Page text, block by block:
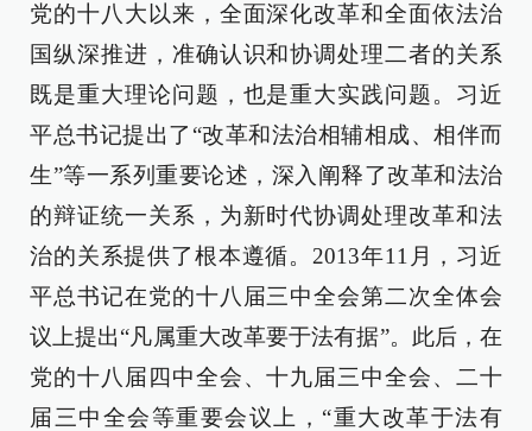
党的十八大以来，全面深化改革和全面依法治
国纵深推进，准确认识和协调处理二者的关系
既是重大理论问题，也是重大实践问题。习近
平总书记提出了“改革和法治相辅相成、相伴而
生”等一系列重要论述，深入阐释了改革和法治
的辩证统一关系，为新时代协调处理改革和法
治的关系提供了根本遵循。2013年11月，习近
平总书记在党的十八届三中全会第二次全体会
议上提出“凡属重大改革要于法有据”。此后，在
党的十八届四中全会、十九届三中全会、二十
届三中全会等重要会议上，“重大改革于法有